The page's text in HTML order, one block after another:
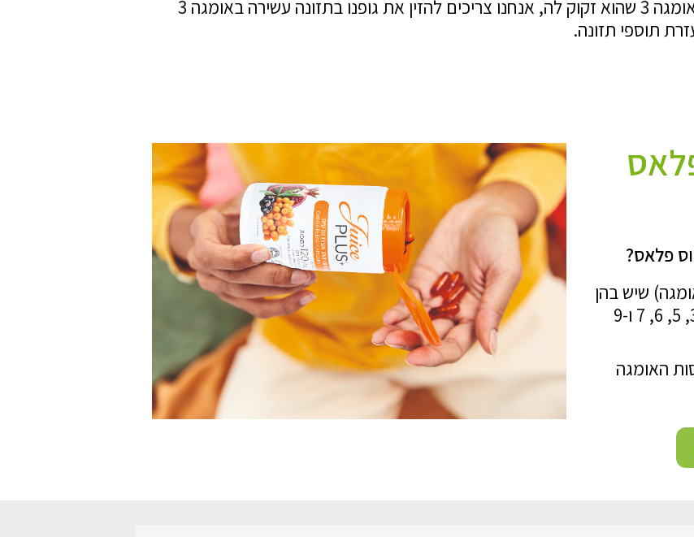
וכאמור, כדי שגופנו יקבל את כמות האומגה 3 שהוא זקוק לה, אנחנו צריכים להזין את גופנו בתזונה עשירה באומגה 3
תוספי תזונה.
פלאס?
שיש בהן
שילוב של חומצות שומן מסוג אומגה 3, 5, 6, 7 ו-9
האומגה